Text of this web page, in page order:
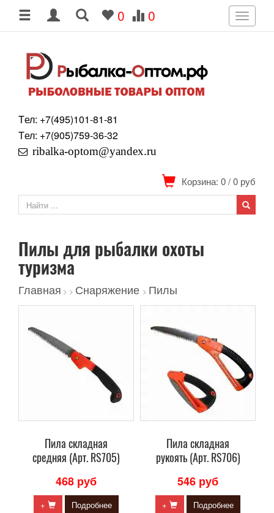
0 0
Toggle
Tел: +7(495)101-81-81
Tел: +7(905)759-36-32
ribalka-optom@yandex.ru
Корзина: 0/0 руб
Пилы для рыбалки охоты
туризма
Главная > > Снаряжение > Пилы
Пила складная
средняя (Арт. RS705)
468 руб
+ Подробнее
Пила складная
рукоять (Арт. RS706)
546 руб
+ Подробнее